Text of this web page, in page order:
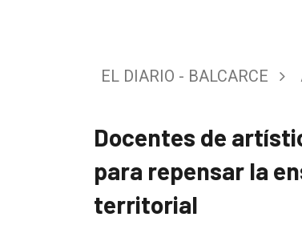
Entrevistas
Deportes
EL DIARIO - BALCARCE
Docentes de
para repensar la
territorial